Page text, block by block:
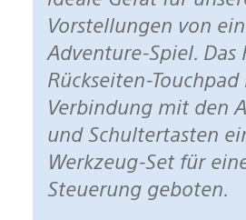
Vorstellungen von
Adventure-Spiel. Das
Rückseiten-
Verbindung mit den
und Schultertasten
Werkzeug-Set für
Steuerung geboten.